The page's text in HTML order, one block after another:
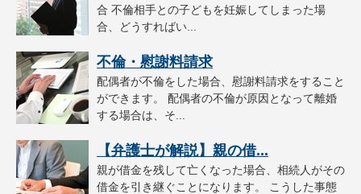
合 不倫相手との子どもを妊娠してしまった場
合、どうすればい...
不倫・慰謝料請求
配偶者が不倫をした場合、慰謝料請求をすること
ができます。 配偶者の不倫が原因となって離婚
する場合は、そ...
【弁護士が解説】親の借...
親が借金を残して亡くなった場合、相続人がその
借金を引き継ぐことになります。 こうした事態